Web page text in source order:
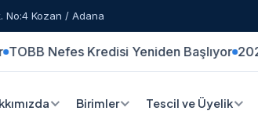
No:4 Kozan / Adana
Kredisi Yeniden Başlıyor 2025 Yılı
Birimler Tescil ve Üyelik